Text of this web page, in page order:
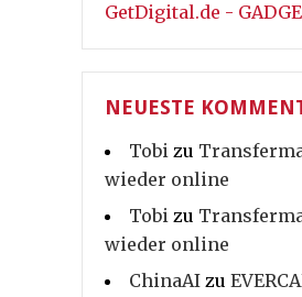
GetDigital.de -
NEUESTE
Tobi zu
wieder online
Tobi zu
wieder online
ChinaAI zu